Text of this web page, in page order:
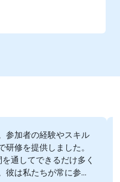
参加者の経験やスキル
修を提供しました。
通してできるだけ多く
は私たちが常に参加